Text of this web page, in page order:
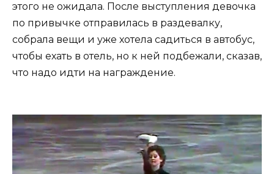
этого не ожидала. После выступления девочка
по привычке отправилась в раздевалку,
собрала вещи и уже хотела садиться в автобус,
чтобы ехать в отель, но к ней подбежали, сказав,
что надо идти на награждение.